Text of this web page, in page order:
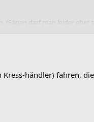
(Sägen darf man leider eher
händler) fahren,